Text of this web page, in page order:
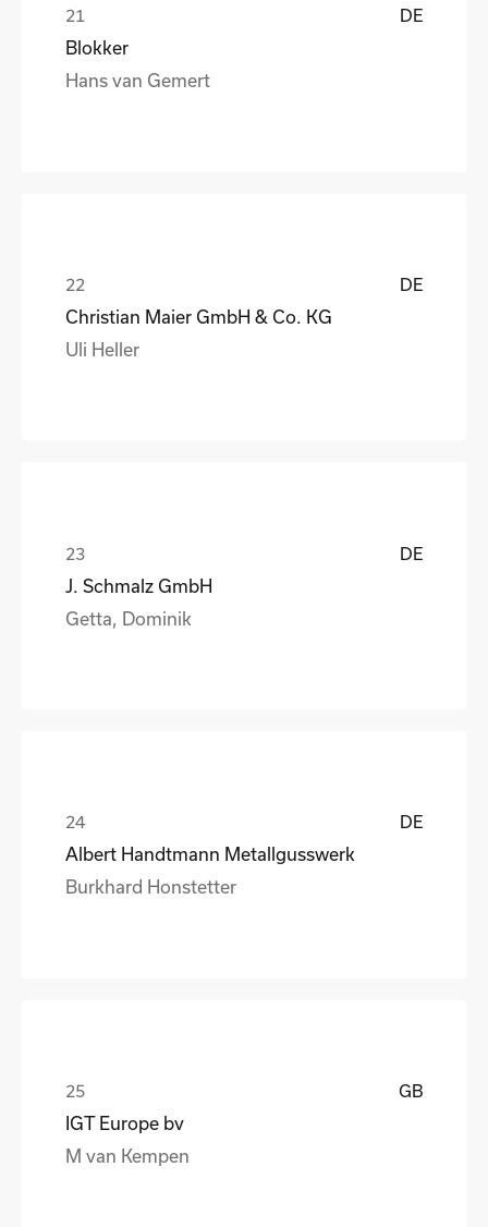
DE
Blokker
Hans van Gemert
DE
Christian Maier GmbH & Co. KG
Uli Heller
DE
J. Schmalz GmbH
Getta, Dominik
DE
Albert Handtmann Metallgusswerk
Burkhard Honstetter
GB
IGT Europe bv
M van Kempen